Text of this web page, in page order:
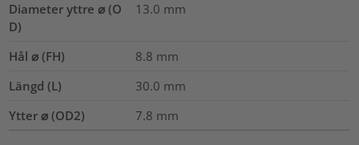
Diameter yttre ⌀ (O
D)
13.0 mm
Hål ⌀ (FH)
8.8 mm
Längd (L)
30.0 mm
Ytter ⌀ (OD2)
7.8 mm